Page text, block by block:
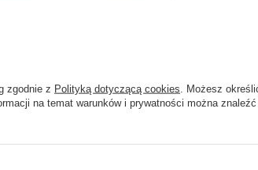
ceramiczną, izolowany
z podwójnymi ściankami, izolowany
a nie do kiszenia w stalowym kubku.
zgodnie z Polityką dotyczącą cookies . Możesz
na temat warunków i prywatności można